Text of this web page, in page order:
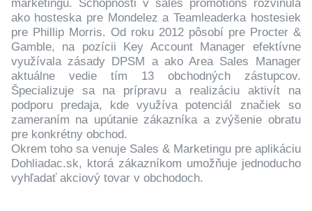
marketingu. Schopnosti v sales promotions rozvinula
ako hosteska pre Mondelez a Teamleaderka hostesiek
pre Phillip Morris. Od roku 2012 pôsobí pre Procter &
Gamble, na pozícii Key Account Manager efektívne
využívala zásady DPSM a ako Area Sales Manager
aktuálne vedie tím 13 obchodných zástupcov.
Špecializuje sa na prípravu a realizáciu aktivít na
podporu predaja, kde využíva potenciál značiek so
zameraním na upútanie zákazníka a zvýšenie obratu
pre konkrétny obchod.
Okrem toho sa venuje Sales & Marketingu pre aplikáciu
Dohliadac.sk, ktorá zákazníkom umožňuje jednoducho
vyhľadať akciový tovar v obchodoch.